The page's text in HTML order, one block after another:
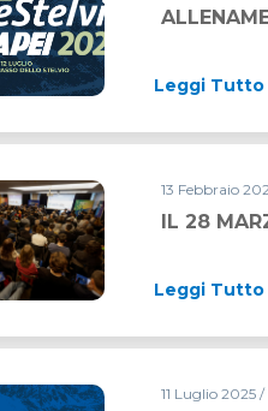
Leggi Tutto
13 Febbraio
IL 28
Leggi Tutto
11 Luglio 2025